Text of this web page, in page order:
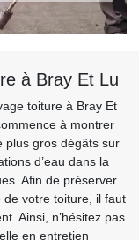
à Bray Et Lu
toiture à Bray Et
à montrer
plus gros dégâts sur
d’eau dans la
Afin de préserver
de votre toiture, il faut
Ainsi, n’hésitez pas
en entretien